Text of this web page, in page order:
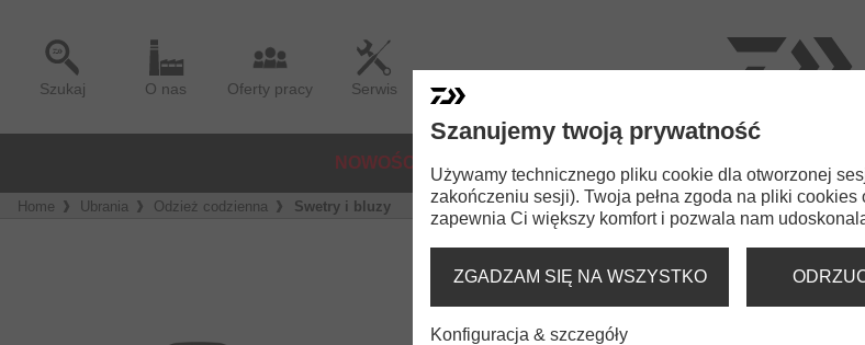
Szukaj O nas Oferty pracy Serwis
NOWOŚCI
Home Ubrania Odzież codzienna Swetry i bluzy
SWETRY I
Szanujemy twoją prywatność
Używamy technicznego pliku cookie dla otworzonej
zakończeniu sesji). Twoja pełna zgoda na pliki cookies
zapewnia Ci większy komfort i pozwala nam
ZGADZAM SIĘ NA WSZYSTKO
Konfiguracja & szczegóły